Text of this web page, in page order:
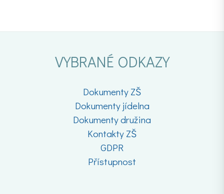
VYBRANÉ ODKAZY
Dokumenty ZŠ
Dokumenty jídelna
Dokumenty družina
Kontakty ZŠ
GDPR
Přístupnost